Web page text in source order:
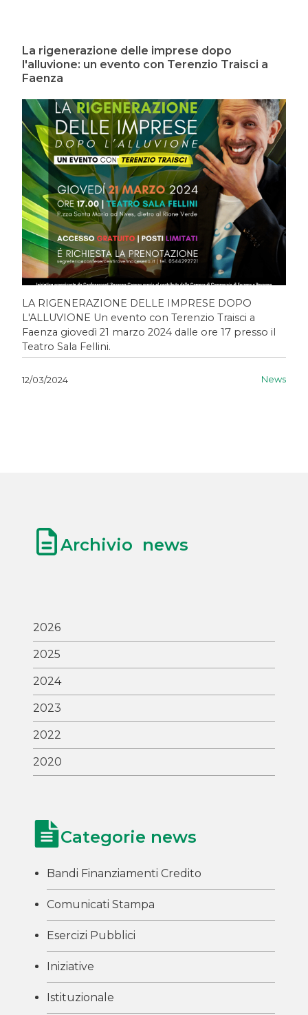
La rigenerazione delle imprese dopo
l'alluvione: un evento con Terenzio Traisci a
Faenza
LA RIGENERAZIONE DELLE IMPRESE DOPO
L'ALLUVIONE Un evento con Terenzio Traisci a
Faenza giovedì 21 marzo 2024 dalle ore 17 presso il
Teatro Sala Fellini.
12/03/2024 News
Archivio news
2026
2025
2024
2023
2022
2020
Categorie news
Bandi Finanziamenti Credito
Comunicati Stampa
Esercizi Pubblici
Iniziative
Istituzionale